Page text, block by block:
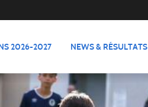
2026-2027 NEWS & RÉSULTATS